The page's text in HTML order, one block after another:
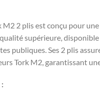
M2 2 plis est conçu pour
supérieure, disponible
publiques. Ses 2 plis
Tork M2, garantissant